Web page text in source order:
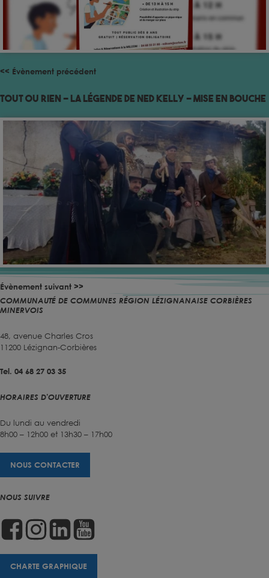
<< Évènement précédent
TOUT OU RIEN – La légende de Ned Kelly – Mise en bouche
Évènement suivant >>
COMMUNAUTÉ DE COMMUNES RÉGION LÉZIGNANAISE CORBIÈRES
MINERVOIS
48, avenue Charles Cros
11200 Lézignan-Corbières
Tel. 04 68 27 03 35
HORAIRES D'OUVERTURE
Du lundi au vendredi
8h00 – 12h00 et 13h30 – 17h00
NOUS CONTACTER
NOUS SUIVRE
CHARTE GRAPHIQUE